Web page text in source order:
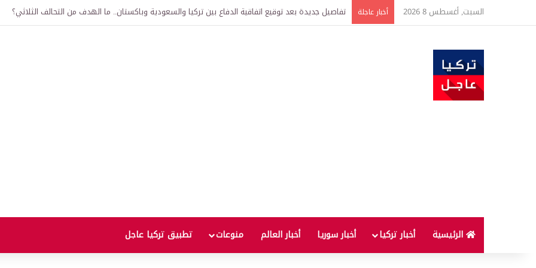
السبت, أغسطس 8 2026 أخبار عاجلة خبير اقتصادي يتوقع وصول غرام الذهب إلى 12 ألف ليرة.. متى يحدث ذلك؟
الرئيسية أخبار تركيا أخبار سوريا أخبار العالم منوعات تطبيق تركيا عاجل